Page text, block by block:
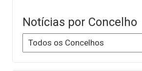
Notícias por Concelho